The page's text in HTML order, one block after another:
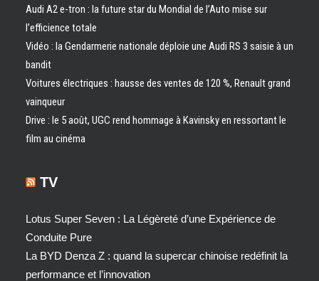
Audi A2 e-tron : la future star du Mondial de l’Auto mise sur
l’efficience totale
Vidéo : la Gendarmerie nationale déploie une Audi RS 3 saisie à un
bandit
Voitures électriques : hausse des ventes de 120 %, Renault grand
vainqueur
Drive : le 5 août, UGC rend hommage à Kavinsky en ressortant le
film au cinéma
TV
Lotus Super Seven : La Légèreté d’une Expérience de
Conduite Pure
La BYD Denza Z : quand la supercar chinoise redéfinit la
performance et l’innovation